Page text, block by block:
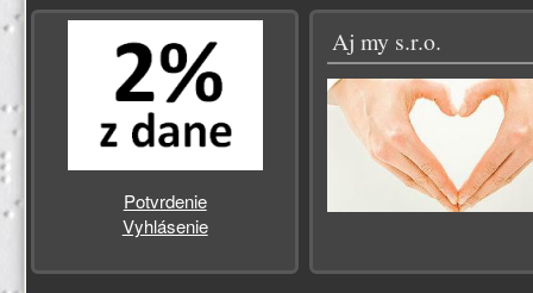
Potvrdenie
Vyhlásenie
Aj my s.r.o.